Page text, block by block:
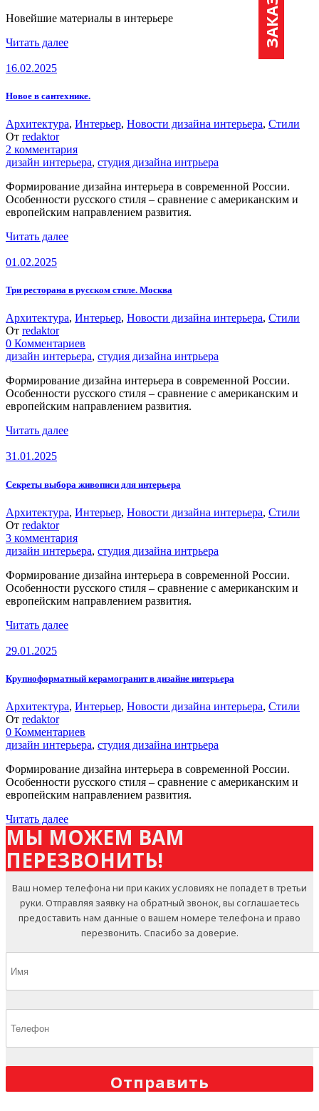
Новейшие материалы в интерьере
Читать далее
16.02.2025
Новое в сантехнике.
Архитектура, Интерьер, Новости дизайна интерьера, Стили
От redaktor
2 комментария
дизайн интерьера, студия дизайна интрьера
Формирование дизайна интерьера в современной России.
Особенности русского стиля – сравнение с американским и
европейским направлением развития.
Читать далее
01.02.2025
Три ресторана в русском стиле. Москва
Архитектура, Интерьер, Новости дизайна интерьера, Стили
От redaktor
0 Комментариев
дизайн интерьера, студия дизайна интрьера
Формирование дизайна интерьера в современной России.
Особенности русского стиля – сравнение с американским и
европейским направлением развития.
Читать далее
31.01.2025
Секреты выбора живописи для интерьера
Архитектура, Интерьер, Новости дизайна интерьера, Стили
От redaktor
3 комментария
дизайн интерьера, студия дизайна интрьера
Формирование дизайна интерьера в современной России.
Особенности русского стиля – сравнение с американским и
европейским направлением развития.
Читать далее
29.01.2025
Крупноформатный керамогранит в дизайне интерьера
Архитектура, Интерьер, Новости дизайна интерьера, Стили
От redaktor
0 Комментариев
дизайн интерьера, студия дизайна интрьера
Формирование дизайна интерьера в современной России.
Особенности русского стиля – сравнение с американским и
европейским направлением развития.
Читать далее
МЫ МОЖЕМ ВАМ
ПЕРЕЗВОНИТЬ!
Ваш номер телефона ни при каких условиях не попадет в третьи
руки. Отправляя заявку на обратный звонок, вы соглашаетесь
предоставить нам данные о вашем номере телефона и право
перезвонить. Спасибо за доверие.